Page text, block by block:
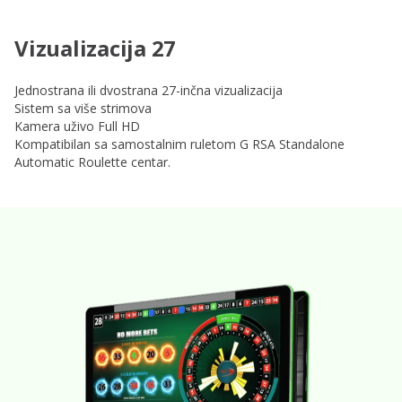
Vizualizacija 27
Jednostrana ili dvostrana 27-inčna vizualizacija
Sistem sa više strimova
Kamera uživo Full HD
Kompatibilan sa samostalnim ruletom G RSA Standalone
Automatic Roulette centar.